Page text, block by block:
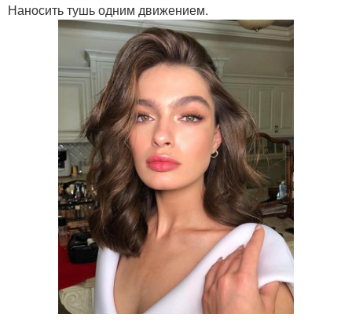
Наносить тушь одним движением.